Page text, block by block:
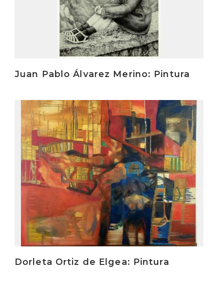
Juan Pablo Álvarez Merino: Pintura
Dorleta Ortiz de Elgea: Pintura
Irakurri